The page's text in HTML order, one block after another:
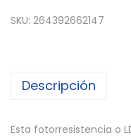
x
T
R
SKU: 264392662147
Descripción
Esta fotorresistencia o